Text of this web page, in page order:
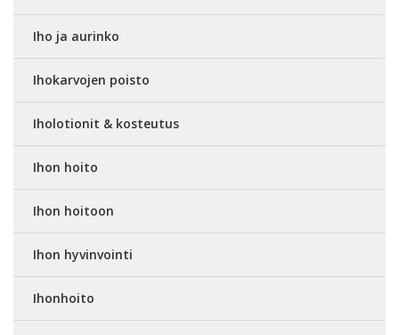
Iho ja aurinko
Ihokarvojen poisto
Iholotionit & kosteutus
Ihon hoito
Ihon hoitoon
Ihon hyvinvointi
Ihonhoito